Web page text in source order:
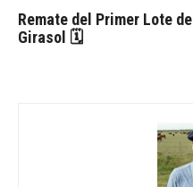
Remate del Primer Lote de
Girasol 🗓